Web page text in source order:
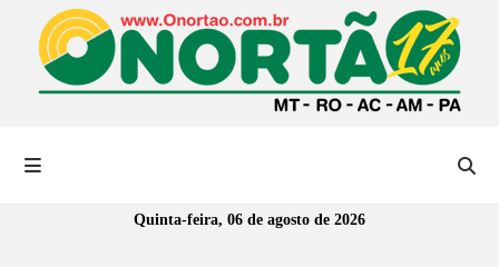
Quinta-feira, 06 de agosto de 2026